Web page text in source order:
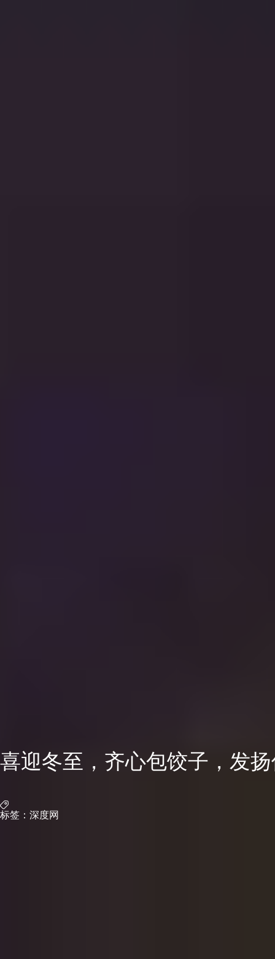
喜迎冬至，齐心包饺子，发
标签： 深度网